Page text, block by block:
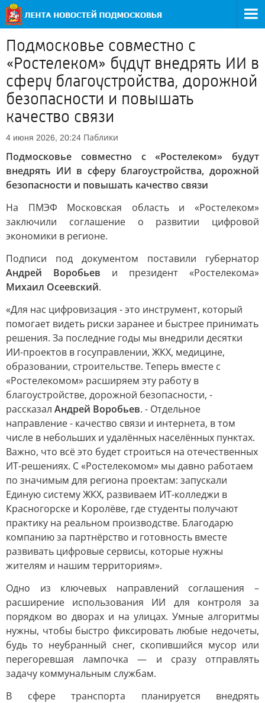
Подмосковье совместно с
«Ростелеком» будут внедрять ИИ в
сферу благоустройства, дорожной
безопасности и повышать
качество связи
4 июня 2026, 20:24 Паблики
Подмосковье совместно с «Ростелеком» будут
внедрять ИИ в сферу благоустройства, дорожной
безопасности и повышать качество связи
На ПМЭФ Московская область и «Ростелеком»
заключили соглашение о развитии цифровой
экономики в регионе.
Подписи под документом поставили губернатор
Андрей Воробьев и президент «Ростелекома»
Михаил Осеевский.
«Для нас цифровизация - это инструмент, который
помогает видеть риски заранее и быстрее принимать
решения. За последние годы мы внедрили десятки
ИИ-проектов в госуправлении, ЖКХ, медицине,
образовании, строительстве. Теперь вместе с
«Ростелекомом» расширяем эту работу в
благоустройстве, дорожной безопасности, -
рассказал Андрей Воробьев. - Отдельное
направление - качество связи и интернета, в том
числе в небольших и удалённых населённых пунктах.
Важно, что всё это будет строиться на отечественных
ИТ-решениях. С «Ростелекомом» мы давно работаем
по значимым для региона проектам: запускали
Единую систему ЖКХ, развиваем ИТ-колледжи в
Красногорске и Королёве, где студенты получают
практику на реальном производстве. Благодарю
компанию за партнёрство и готовность вместе
развивать цифровые сервисы, которые нужны
жителям и нашим территориям».
Одно из ключевых направлений соглашения –
расширение использования ИИ для контроля за
порядком во дворах и на улицах. Умные алгоритмы
нужны, чтобы быстро фиксировать любые недочеты,
будь то неубранный снег, скопившийся мусор или
перегоревшая лампочка — и сразу отправлять
задачу коммунальным службам.
В сфере транспорта планируется внедрять